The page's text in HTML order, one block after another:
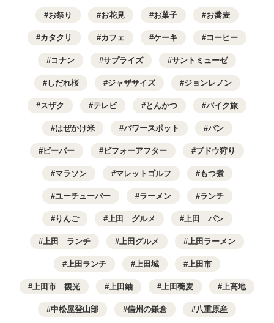
お祭り お花見 お菓子 お蕎麦
カタクリ カフェ ケーキ コーヒー
コナン サプライズ サントミューゼ
しだれ桜 ジャザサイズ ジョンレノン
スザク テレビ とんかつ バイク旅
はぜかけ米 パワースポット パン
ビーバー ビフォーアフター ブドウ狩り
マラソン マレットゴルフ もつ煮
ユーチューバー ラーメン ランチ
りんご 上田 グルメ 上田 パン
上田 ランチ 上田グルメ 上田ラーメン
上田ランチ 上田城 上田市
上田市 観光 上田紬 上田蕎麦 上高地
中松屋登山部 信州の鎌倉 八重原産